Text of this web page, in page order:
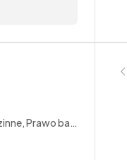
Prawo bankowe